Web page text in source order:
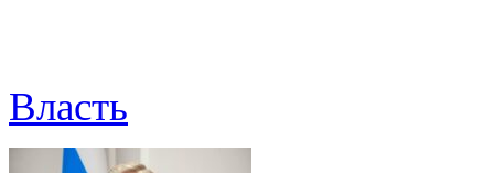
Власть